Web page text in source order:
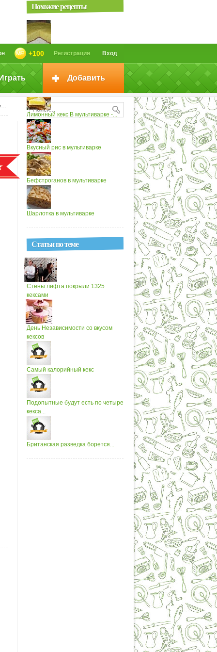
Вход
Регистрация
+100
Добавить
Похожие рецепты
Кекс ореховый в мультиварке
Лимонный кекс В мультиварке -...
Вкусный рис в мультиварке
Бефстроганов в мультиварке
Шарлотка в мультиварке
Статьи по теме
Стены лифта покрыли 1325
кексами
День Независимости со вкусом
кексов
Самый калорийный кекс
Подопытные будут есть по четыре
кекса...
Британская разведка борется...